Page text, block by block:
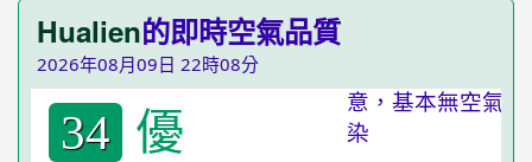
Hualien的即時空氣品質
2026年08月09日 22時08分
34 優